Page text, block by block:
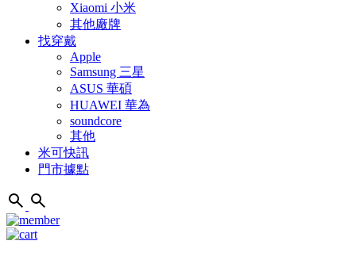
Xiaomi 小米
其他廠牌
找穿戴
Apple
Samsung 三星
ASUS 華碩
HUAWEI 華為
soundcore
其他
米可快訊
門市據點